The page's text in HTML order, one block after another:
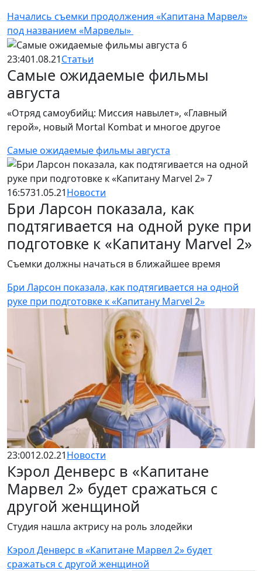
Начались съемки продолжения «Капитана Марвел»
под названием «Марвелы»
23:401.08.21Статьи
Самые ожидаемые фильмы
августа
«Отряд самоубийц: Миссия навылет», «Главный
герой», новый Mortal Kombat и многое другое
Самые ожидаемые фильмы августа
16:5731.05.21Новости
Бри Ларсон показала, как
подтягивается на одной руке при
подготовке к «Капитану Marvel 2»
Съемки должны начаться в ближайшее время
Бри Ларсон показала, как подтягивается на одной
руке при подготовке к «Капитану Marvel 2»
23:0012.02.21Новости
Кэрол Денверс в «Капитане
Марвел 2» будет сражаться с
другой женщиной
Студия нашла актрису на роль злодейки
Кэрол Денверс в «Капитане Марвел 2» будет
сражаться с другой женщиной